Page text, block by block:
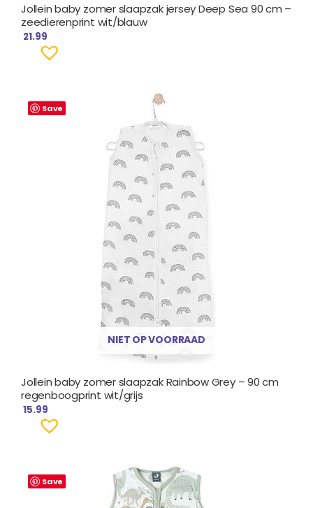
Jollein baby zomer slaapzak jersey Deep Sea 90 cm –
zeedierenprint wit/blauw
21.99
Save
NIET OP VOORRAAD
Jollein baby zomer slaapzak Rainbow Grey – 90 cm
regenboogprint wit/grijs
15.99
Save